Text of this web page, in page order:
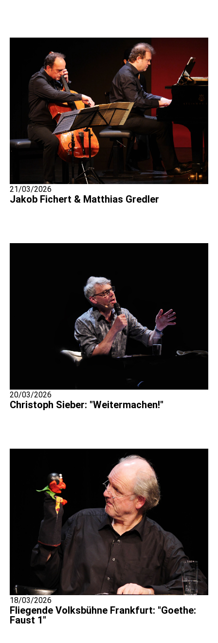
21/03/2026
Jakob Fichert & Matthias Gredler
20/03/2026
Christoph Sieber: "Weitermachen!"
18/03/2026
Fliegende Volksbühne Frankfurt: "Goethe:
Faust 1"